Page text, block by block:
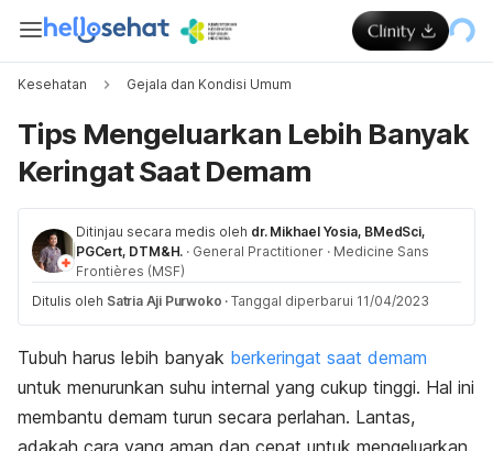
Kesehatan Gejala dan Kondisi Umum
Tips Mengeluarkan Lebih Banyak
Keringat Saat Demam
Ditinjau secara medis oleh dr. Mikhael Yosia, BMedSci,
PGCert, DTM&H. · General Practitioner · Medicine Sans
Frontières (MSF)
Ditulis oleh Satria Aji Purwoko · Tanggal diperbarui 11/04/2023
Tubuh harus lebih banyak berkeringat saat demam
untuk menurunkan suhu internal yang cukup tinggi. Hal ini
membantu demam turun secara perlahan. Lantas,
adakah cara yang aman dan cepat untuk mengeluarkan